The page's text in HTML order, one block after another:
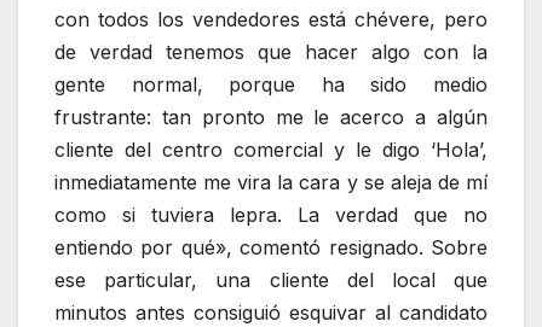
con todos los vendedores está chévere, pero
de verdad tenemos que hacer algo con la
gente normal, porque ha sido medio
frustrante: tan pronto me le acerco a algún
cliente del centro comercial y le digo ‘Hola’,
inmediatamente me vira la cara y se aleja de mí
como si tuviera lepra. La verdad que no
entiendo por qué», comentó resignado. Sobre
ese particular, una cliente del local que
minutos antes consiguió esquivar al candidato